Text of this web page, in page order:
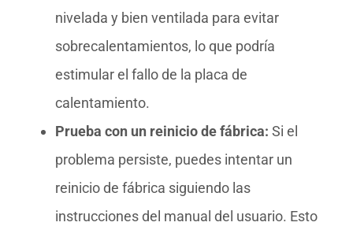
nivelada y bien ventilada para evitar
sobrecalentamientos, lo que podría
estimular el fallo de la placa de
calentamiento.
Prueba con un reinicio de fábrica: Si el
problema persiste, puedes intentar un
reinicio de fábrica siguiendo las
instrucciones del manual del usuario. Esto